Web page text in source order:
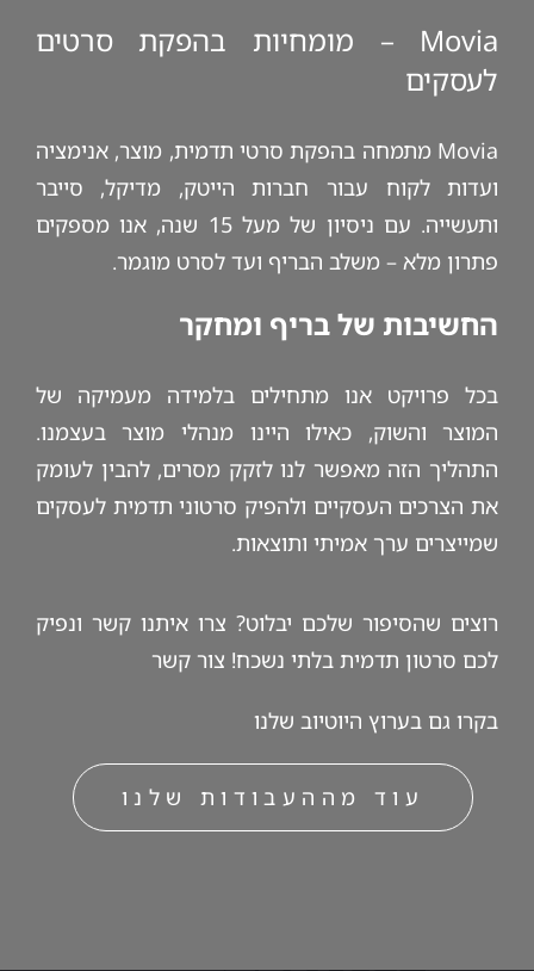
Movia – מומחיות בהפקת סרטים
לעסקים
Movia מתמחה בהפקת סרטי תדמית, מוצר, אנימציה
ועדות לקוח עבור חברות הייטק, מדיקל, סייבר
ותעשייה. עם ניסיון של מעל 15 שנה, אנו מספקים
פתרון מלא – משלב הבריף ועד לסרט מוגמר.
החשיבות של בריף ומחקר
בכל פרויקט אנו מתחילים בלמידה מעמיקה של
המוצר והשוק, כאילו היינו מנהלי מוצר בעצמנו.
התהליך הזה מאפשר לנו לזקק מסרים, להבין לעומק
את הצרכים העסקיים ולהפיק סרטוני תדמית לעסקים
שמייצרים ערך אמיתי ותוצאות.
רוצים שהסיפור שלכם יבלוט? צרו איתנו קשר ונפיק
לכם סרטון תדמית בלתי נשכח! צור קשר
בקרו גם בערוץ היוטיובשלנו
עוד מההעבודות שלנו